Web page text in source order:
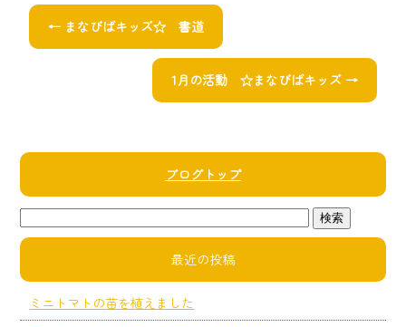
← まなびばキッズ☆ 書道
1月の活動 ☆まなびばキッズ →
ブログトップ
最近の投稿
ミニトマトの苗を植えました